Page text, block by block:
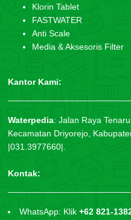
Klorin Tablet
FASTWATER
Anti Scale
Media & Aksesoris Filter
Kantor Kami:
Waterpedia: Jalan Raya
Kecamatan Driyorejo,
|031.3977660|.
Kontak:
WhatsApp: Klik +62 821-